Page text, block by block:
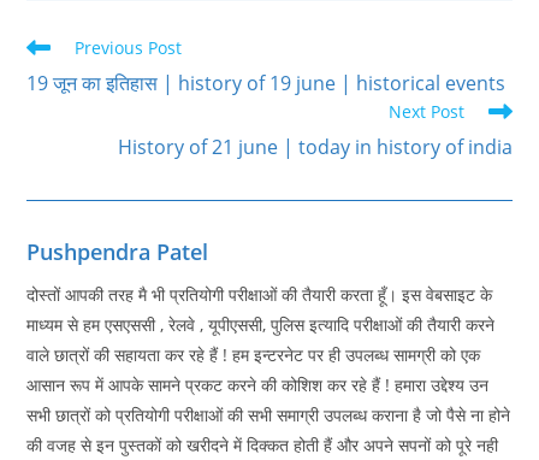
Read
articles
Previous Post
19 जून का इतिहास | history of 19 june | historical events
Next Post
History of 21 june | today in history of india
Pushpendra Patel
दोस्तों आपकी तरह मै भी प्रतियोगी परीक्षाओं की तैयारी करता हूँ। इस वेबसाइट के
माध्यम से हम एसएससी , रेलवे , यूपीएससी, पुलिस इत्यादि परीक्षाओं की तैयारी करने
वाले छात्रों की सहायता कर रहे हैं ! हम इन्टरनेट पर ही उपलब्ध सामग्री को एक
आसान रूप में आपके सामने प्रकट करने की कोशिश कर रहे हैं ! हमारा उद्देश्य उन
सभी छात्रों को प्रतियोगी परीक्षाओं की सभी समाग्री उपलब्ध कराना है जो पैसे ना होने
की वजह से इन पुस्तकों को खरीदने में दिक्कत होती हैं और अपने सपनों को पूरे नही